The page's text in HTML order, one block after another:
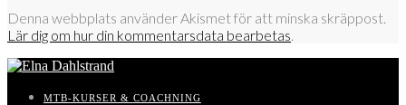
Denna webbplats använder Akismet för att minska skräppost.
Lär dig om hur din kommentarsdata bearbetas.
MTB-KURSER & COACHNING